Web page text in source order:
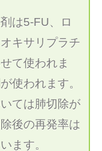
は5-FU、ロ
キサリプラチ
て使われま
使われます。
ては肺切除が
後の再発率は
ます。